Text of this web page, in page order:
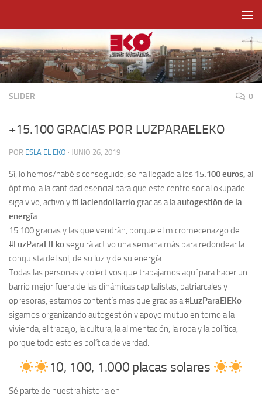
SLIDER 0
+15.100 GRACIAS POR LUZPARAELEKO
POR ESLA EL EKO · JUNIO 26, 2019
Sí, lo hemos/habéis conseguido, se ha llegado a los 15.100 euros, al
óptimo, a la cantidad esencial para que este centro social okupado
siga vivo, activo y #HaciendoBarrio gracias a laautogestión de la
energía.
15.100 gracias y las que vendrán, porque el micromecenazgo de
#LuzParaElEkoseguirá activo una semana más para redondear la
conquista del sol, de su luz y de su energía.
Todas las personas y colectivos que trabajamos aquí para hacer un
barrio mejor fuera de las dinámicas capitalistas, patriarcales y
opresoras, estamos contentísimas que gracias a #LuzParaElEKo
sigamos organizando autogestión y apoyo mutuo en torno a la
vivienda, el trabajo, la cultura, la alimentación, la ropa y la política,
porque todo esto es política de verdad.
10, 100, 1.000 placas solares
Sé parte de nuestra historia en